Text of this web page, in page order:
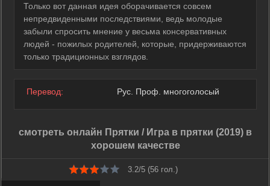
Только вот данная идея оборачивается совсем
непредвиденными последствиями, ведь молодые
забыли спросить мнение у весьма консервативных
людей - пожилых родителей, которые, придерживаются
только традиционных взглядов.
Перевод: Рус. Проф. многоголосый
смотреть онлайн Прятки / Игра в прятки (2019) в
хорошем качестве
3.2/5 (56 гол.)